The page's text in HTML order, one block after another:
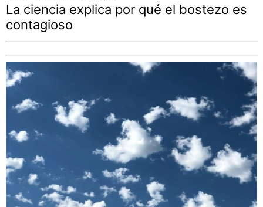
La ciencia explica por qué el bostezo es
contagioso